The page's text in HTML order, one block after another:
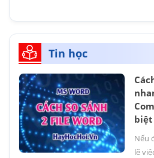
Tin học
biệt
Nếu
lẽ